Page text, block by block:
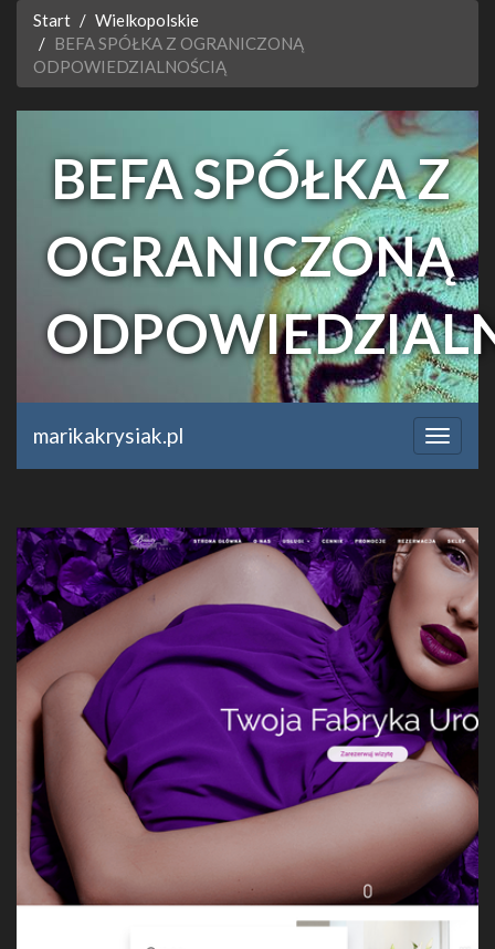
Start
Wielkopolskie
BEFA SPÓŁKA Z OGRANICZONĄ
ODPOWIEDZIALNOŚCIĄ
BEFA SPÓŁKA Z
OGRANICZONĄ
beauty-factory.pl
marikakrysiak.pl